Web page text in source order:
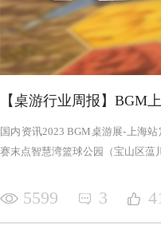
【桌游行业周报】BGM
国内资讯2023 BGM桌游展-上海
赛末点智慧湾篮球公园（宝山区蕰
5599 3